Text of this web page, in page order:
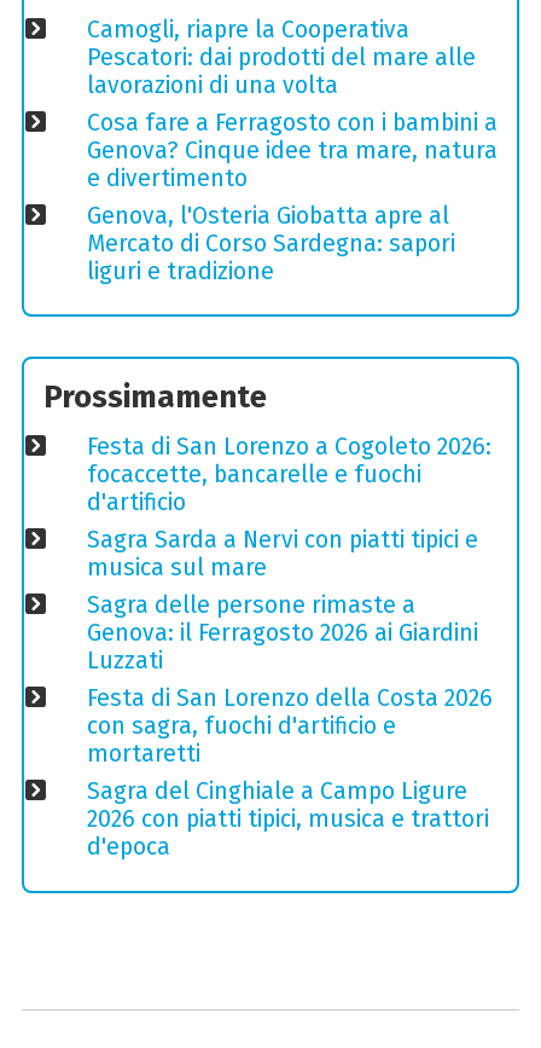
Camogli, riapre la Cooperativa
Pescatori: dai prodotti del mare alle
lavorazioni di una volta
Cosa fare a Ferragosto con i bambini a
Genova? Cinque idee tra mare, natura
e divertimento
Genova, l'Osteria Giobatta apre al
Mercato di Corso Sardegna: sapori
liguri e tradizione
Prossimamente
Festa di San Lorenzo a Cogoleto 2026:
focaccette, bancarelle e fuochi
d'artificio
Sagra Sarda a Nervi con piatti tipici e
musica sul mare
Sagra delle persone rimaste a
Genova: il Ferragosto 2026 ai Giardini
Luzzati
Festa di San Lorenzo della Costa 2026
con sagra, fuochi d'artificio e
mortaretti
Sagra del Cinghiale a Campo Ligure
2026 con piatti tipici, musica e trattori
d'epoca